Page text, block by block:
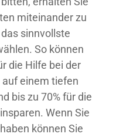
miteinander zu
sinnvollste
So können
die Hilfe bei der
einem tiefen
bis zu 70% für die
Wenn Sie
können Sie